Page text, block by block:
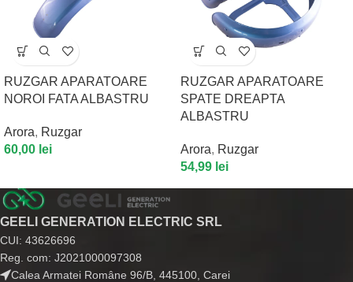
RUZGAR APARATOARE
NOROI FATA ALBASTRU
Arora, Ruzgar
60,00 lei
RUZGAR APARATOARE
SPATE DREAPTA
ALBASTRU
Arora, Ruzgar
54,99 lei
GEELI GENERATION ELECTRIC SRL
CUI: 43626696
Reg. com: J2021000097308
Calea Armatei Române 96/B, 445100, Carei